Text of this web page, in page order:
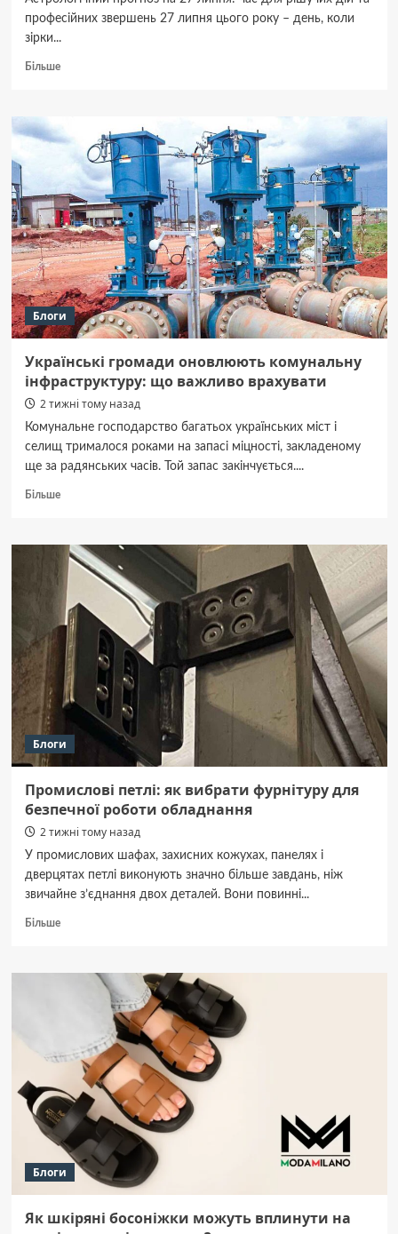
професійних звершень 27 липня цього року – день, коли
зірки...
БільшеДокладніше
гороскоп
на
сьогодні
Блоги
Українські громади оновлюють комунальну
інфраструктуру: що важливо врахувати
2 тижні тому назад
Комунальне господарство багатьох українських міст і
селищ трималося роками на запасі міцності, закладеному
ще за радянських часів. Той запас закінчується....
БільшеДокладніше
громади
оновлюють
комунальну
інфраструктуру:
що
важливо
врахувати
Блоги
Промислові петлі: як вибрати фурнітуру для
безпечної роботи обладнання
2 тижні тому назад
У промислових шафах, захисних кожухах, панелях і
дверцятах петлі виконують значно більше завдань, ніж
звичайне з’єднання двох деталей. Вони повинні...
БільшеДокладніше
петлі:
безпечної
роботи
обладнання
Блоги
Як шкіряні босоніжки можуть вплинути на